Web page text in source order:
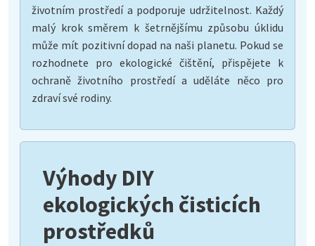
životním prostředí a podporuje udržitelnost. Každý
malý krok směrem k šetrnějšímu způsobu úklidu
může mít pozitivní dopad na naši planetu. Pokud se
rozhodnete pro ekologické čištění, přispějete k
ochraně životního prostředí a uděláte něco pro
zdraví své rodiny.
Výhody DIY
ekologických čisticích
prostředků